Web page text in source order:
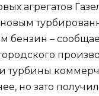
агрегатов
бензин –
турбины
но зато